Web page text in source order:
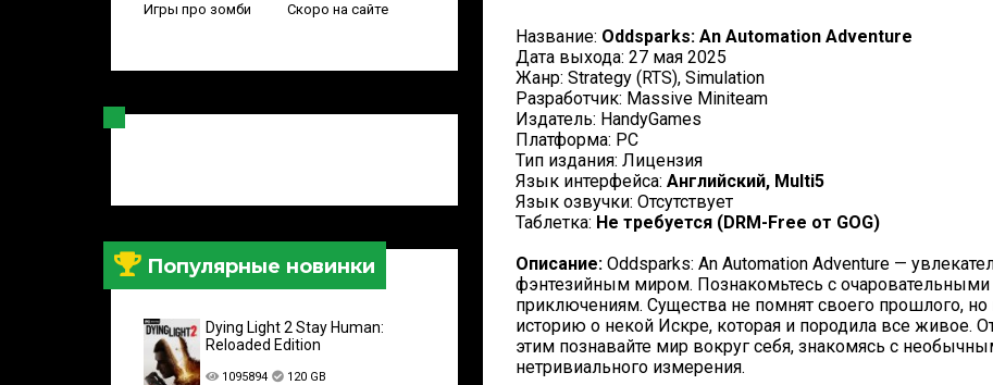
Игры про зомби Скоро на сайте
Популярные новинки
Dying Light 2 Stay Human:
Reloaded Edition
1095894 120 GB
Название: Oddsparks: An Automation Adventure
Дата выхода: 27 мая 2025
Жанр: Strategy (RTS), Simulation
Разработчик: Massive Miniteam
Издатель: HandyGames
Платформа: PC
Тип издания: Лицензия
Язык интерфейса: Английский, Multi5
Язык озвучки: Отсутствует
Таблетка: Не требуется (DRM-Free от GOG)
Описание: Oddsparks: An Automation Adventure —
фэнтезийным миром. Познакомьтесь с очаровательными
приключениям. Существа не помнят своего прошлого, но
историю о некой Искре, которая и породила все живое.
этим познавайте мир вокруг себя, знакомясь с
нетривиального измерения.